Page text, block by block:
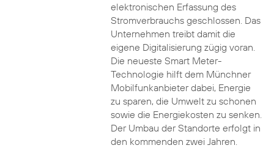
elektronischen Erfassung des
Stromverbrauchs geschlossen. Das
Unternehmen treibt damit die
eigene Digitalisierung zügig voran.
Die neueste Smart Meter-
Technologie hilft dem Münchner
Mobilfunkanbieter dabei, Energie
zu sparen, die Umwelt zu schonen
sowie die Energiekosten zu senken.
Der Umbau der Standorte erfolgt in
den kommenden zwei Jahren.